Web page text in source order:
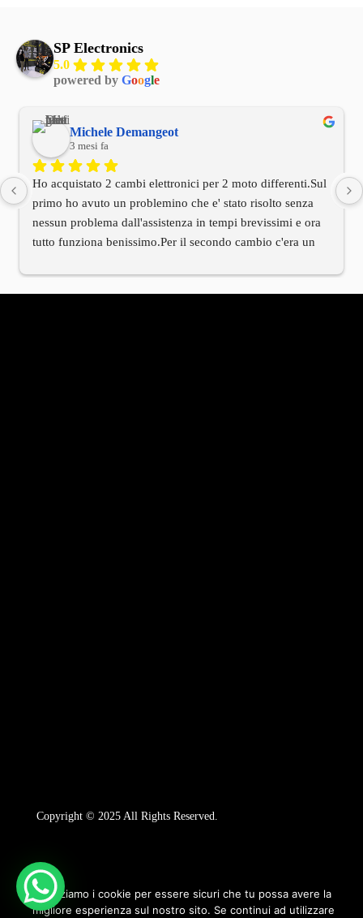
Non sai quale kit è compatibile con la tua 125? Usa il
cambio elettronico
SP Electronics
5.0
powered by Google
Michele Demangeot
3 mesi fa
Ho acquistato 2 cambi elettronici per 2 moto differenti.Sul
primo ho avuto un problemino che e' stato risolto senza
nessun problema dall'assistenza in tempi brevissimi e ora
tutto funziona benissimo.Per il secondo cambio c'era un
contattato l'assistenza tecnica e anche qui in tempi
Copyright © 2025 All Rights Reserved.
Utilizziamo i cookie per essere sicuri che tu possa avere la
migliore esperienza sul nostro sito. Se continui ad utilizzare